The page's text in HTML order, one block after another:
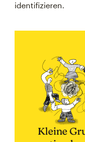
identifizieren.
Kleine